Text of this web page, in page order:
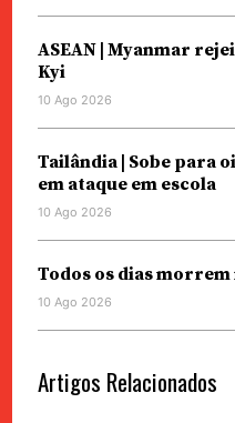
ASEAN | Myanmar
Kyi
10 Ago 2026
Tailândia | Sobe para
em ataque em escola
10 Ago 2026
Todos os dias morrem
10 Ago 2026
Artigos Relacionados